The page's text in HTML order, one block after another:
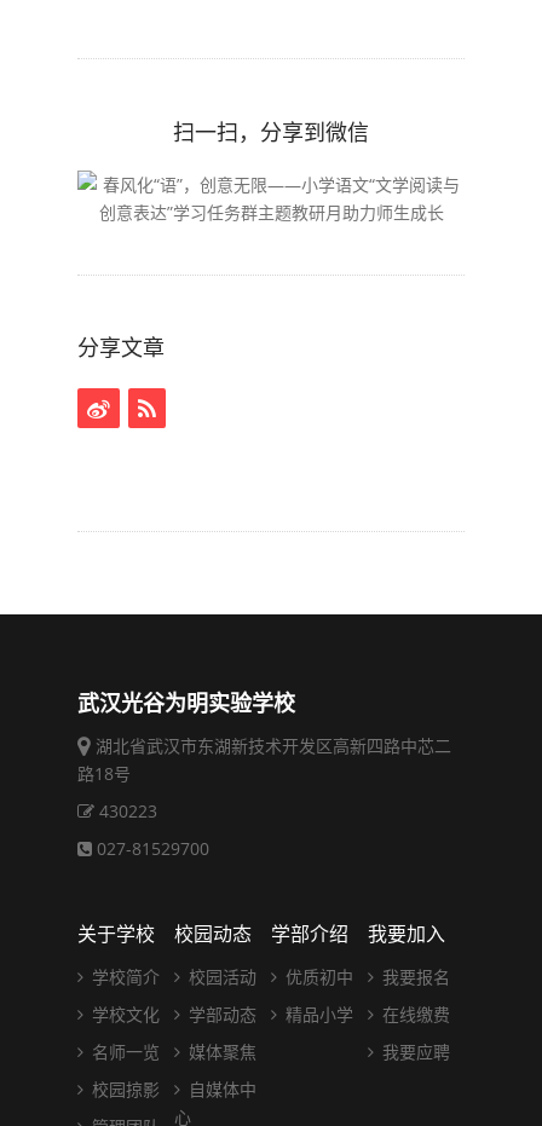
扫一扫，分享到微信
分享文章
武汉光谷为明实验学校
湖北省武汉市东湖新技术开发区高新四路中芯二
路18号
430223
027-81529700
关于学校
学校简介
学校文化
名师一览
校园掠影
校园动态
校园活动
学部动态
媒体聚焦
自媒体中
心
学部介绍
优质初中
精品小学
我要加入
我要报名
在线缴费
我要应聘